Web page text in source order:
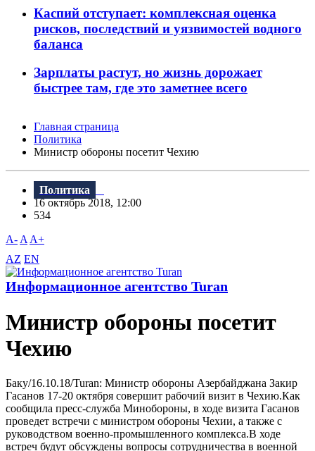
Каспий отступает: комплексная оценка
рисков, последствий и уязвимостей водного
баланса
Зарплаты растут, но жизнь дорожает
быстрее там, где это заметнее всего
Главная страница
Политика
Министр обороны посетит Чехию
Политика
16 октябрь 2018, 12:00
534
A- A A+
AZ EN
Информационное агентство Turan
Министр обороны посетит
Чехию
Баку/16.10.18/Turan: Министр обороны Азербайджана Закир
Гасанов 17-20 октября совершит рабочий визит в Чехию.Как
сообщила пресс-служба Минобороны, в ходе визита Гасанов
проведет встречи с министром обороны Чехии, а также с
руководством военно-промышленного комплекса.B ходе
встреч будут обсуждены вопросы сотрудничества в военной